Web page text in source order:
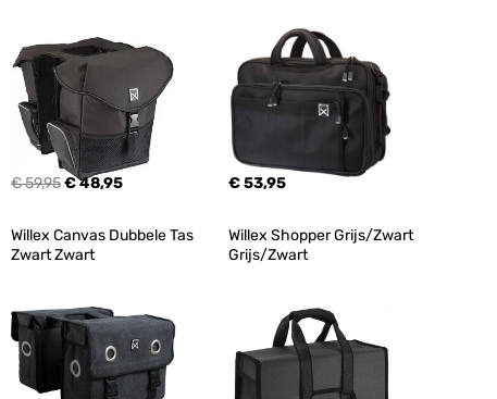
€ 59,95€ 48,95 € 53,95
Willex Canvas Dubbele Tas
Zwart Zwart
Willex Shopper Grijs/Zwart
Grijs/Zwart